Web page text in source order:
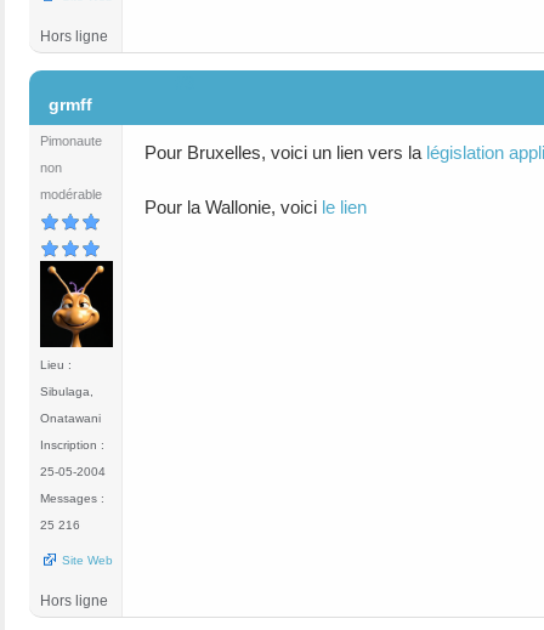
Hors ligne
grmff
Pimonaute
non
modérable
Lieu :
Sibulaga,
Onatawani
Inscription :
25-05-2004
Messages :
25 216
Site Web
Pour Bruxelles, voici un lien vers la législation
Pour la Wallonie, voici le lien
Hors ligne